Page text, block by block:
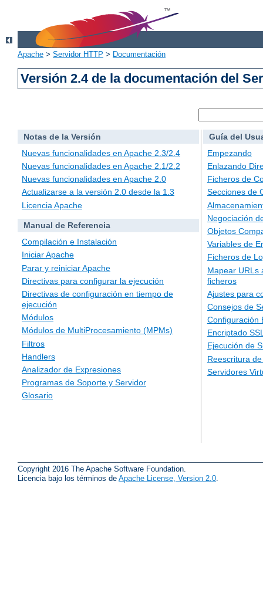
Apache > Servidor HTTP > Documentación
Versión 2.4 de la documentación del
Notas de la Versión
Nuevas funcionalidades en Apache 2.3/2.4
Nuevas funcionalidades en Apache 2.1/2.2
Nuevas funcionalidades en Apache 2.0
Actualizarse a la versión 2.0 desde la 1.3
Licencia Apache
Manual de Referencia
Compilación e Instalación
Iniciar Apache
Parar y reiniciar Apache
Directivas para configurar la ejecución
Directivas de configuración en tiempo de
ejecución
Módulos
Módulos de MultiProcesamiento (MPMs)
Filtros
Handlers
Analizador de Expresiones
Programas de Soporte y Servidor
Glosario
Guía del
Empezando
Enlazando
Ficheros de
Secciones de
Negociación
Objetos
Variables de
Ficheros de
Mapear URLs
ficheros
Ajustes para
Consejos de
Configuración
Encriptado
Ejecución de
Reescritura
Servidores
Copyright 2016 The Apache Software Foundation.
Licencia bajo los términos de Apache License, Version 2.0